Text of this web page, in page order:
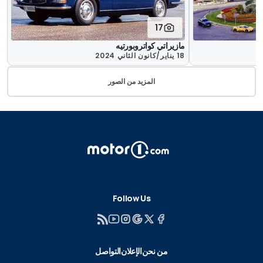
17
مازيراتي كواتروبورتيه
18 يناير/كانون الثاني 2024
المزيد من الصور
Follow Us
من نحنالإعلانالتواصل